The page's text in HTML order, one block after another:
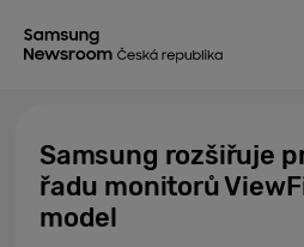
Samsung rozšiřuje
řadu monitorů
model